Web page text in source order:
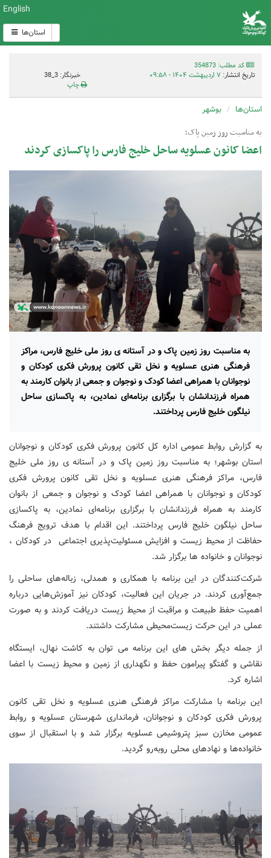
English
استان‌ها
کد مطلب: 354873
تاریخ انتشار: ۷ اردیبهشت ۱۴۰۴ - ۰۹:۵۸
خبرنگار: 3_38
چاپ
استان‌ها بوشهر
به مناسبت روز زمین پاک؛
اعضا کانون عسلویه ساحل خلیج فارس را پاکسازی کردند
به مناسبت روز زمین پاک و در آستانه ی روز ملی خلیج فارس، مراکز
فرهنگی هنری عسلویه و نخل تقی کانون پرورش فکری کودکان و
نوجوانان با همراهی اعضا کودک و نوجوان و جمعی از بانوان کارمند به
همراه فرزندانشان با برگزاری برنامه‌ای نمادین، به پاکسازی ساحل
نیلگون خلیج فارس پرداختند.
به گزارش روابط عمومی اداره کل کانون پرورش فکری کودکان و نوجوانان
استان بوشهر؛ به مناسبت روز زمین پاک و در آستانه ی روز ملی خلیج
فارس، مراکز فرهنگی هنری عسلویه و نخل تقی کانون پرورش فکری
کودکان و نوجوانان با همراهی اعضا کودک و نوجوان و جمعی از بانوان
کارمند به همراه فرزندانشان با برگزاری برنامه‌ای نمادین، به پاکسازی
ساحل نیلگون خلیج فارس پرداختند. این اقدام با هدف ترویج فرهنگ
حفاظت از محیط زیست و افزایش مسئولیت‌پذیری اجتماعی در کودکان ،
نوجوانان و خانواده ها برگزار شد.
شرکت‌کنندگان در این برنامه با همکاری و همدلی، زباله‌های ساحلی را
جمع‌آوری کردند. در جریان این فعالیت، کودکان نیز آموزش‌هایی درباره
اهمیت حفظ طبیعت و مراقبت از محیط زیست دریافت کردند و به صورت
عملی در این حرکت زیست‌محیطی مشارکت داشتند.
از جمله دیگر بخش های این برنامه می توان به کاشت نهال، ایستگاه
نقاشی و گفتگو پیرامون حفظ و نگهداری از زمین و محیط زیست با اعضا
اشاره کرد.
این برنامه با مشارکت مراکز فرهنگی هنری عسلویه و نخل تقی کانون
پرورش فکری کودکان و نوجوانان، فرمانداری شهرستان عسلویه و روابط
عمومی مخازن سبز پتروشیمی عسلویه برگزار شد و با استقبال از سوی
خانواده‌ها و نهادهای محلی روبه‌رو گردید.